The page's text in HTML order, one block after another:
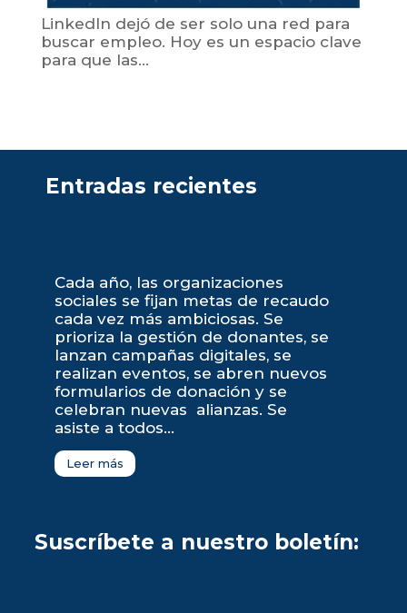
LinkedIn dejó de ser solo una red para
buscar empleo. Hoy es un espacio clave
para que las...
Entradas recientes
Cada año, las organizaciones
sociales se fijan metas de recaudo
cada vez más ambiciosas. Se
prioriza la gestión de donantes, se
lanzan campañas digitales, se
realizan eventos, se abren nuevos
formularios de donación y se
celebran nuevas alianzas. Se
asiste a todos...
Leer más
Suscríbete a nuestro boletín: